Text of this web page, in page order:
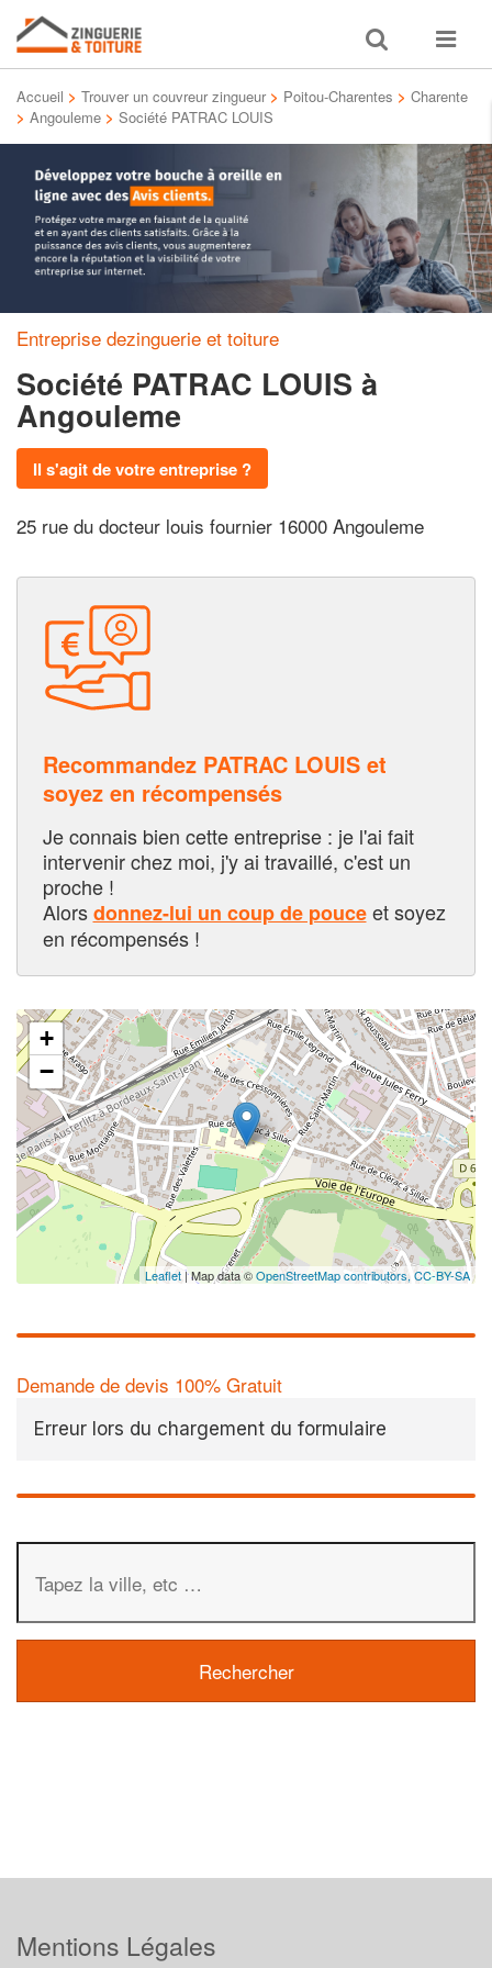
Toggle
search
Toggle
Accueil > Trouver un couvreur zingueur > Poitou-Charentes > Charente
> Angouleme > Société PATRAC LOUIS
Entreprise dezinguerie et toiture
Société PATRAC LOUIS à
Angouleme
Il s'agit de votre entreprise ?
25 rue du docteur louis fournier 16000 Angouleme
Recommandez PATRAC LOUIS et
soyez en récompensés
Je connais bien cette entreprise : je l'ai fait
intervenir chez moi, j'y ai travaillé, c'est un
proche !
Alorsdonnez-lui un coup de pouceet soyez
en récompensés !
+
−
Leaflet| Map data ©OpenStreetMap contributors, CC-BY-SA
Demande de devis 100% Gratuit
Erreur lors du chargement du formulaire
Mentions Légales